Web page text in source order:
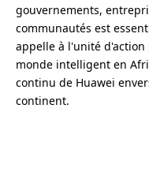
gouvernements,
communautés est
appelle à l'unité
monde intelligent en
continu de Huawei
continent.